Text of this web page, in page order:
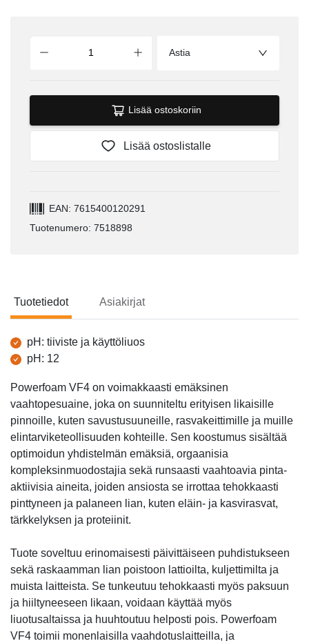
Astia
Lisää ostoskoriin
Lisää ostoslistalle
EAN: 7615400120291
Tuotenumero: 7518898
Tuotetiedot Asiakirjat
Tuotetiedot
pH: tiiviste ja käyttöliuos
pH: 12
Powerfoam VF4 on voimakkaasti emäksinen
vaahtopesuaine, joka on suunniteltu erityisen likaisille
pinnoille, kuten savustusuuneille, rasvakeittimille ja muille
elintarviketeollisuuden kohteille. Sen koostumus sisältää
optimoidun yhdistelmän emäksiä, orgaanisia
kompleksinmuodostajia sekä runsaasti vaahtoavia pinta-
aktiivisia aineita, joiden ansiosta se irrottaa tehokkaasti
pinttyneen ja palaneen lian, kuten eläin- ja kasvirasvat,
tärkkelyksen ja proteiinit.
Tuote soveltuu erinomaisesti päivittäiseen puhdistukseen
sekä raskaamman lian poistoon lattioilta, kuljettimilta ja
muista laitteista. Se tunkeutuu tehokkaasti myös paksuun
ja hiiltyneeseen likaan, voidaan käyttää myös
liuotusaltaissa ja huuhtoutuu helposti pois. Powerfoam
VF4 toimii monenlaisilla vaahdotuslaitteilla, ja